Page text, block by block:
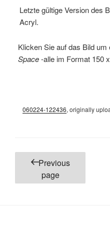
Letzte gültige Version des
Acryl.
Klicken Sie auf das Bild
Space-alle im Format 150
060224-122436, originally
Posts
pagination
Previous
page